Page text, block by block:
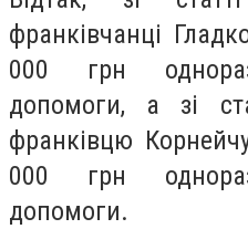
франківчанці
000 грн
допомоги, а зі
франківцю
000 грн
допомоги.